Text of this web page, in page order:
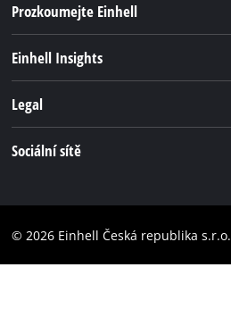
Prozkoumejte Einhell
Systém akumulátorů
Einhell Insights
Legal
Prohlášení o přístupnosti
Sociální sítě
Instagram
© 2026 Einhell Česká republika s.r.o.